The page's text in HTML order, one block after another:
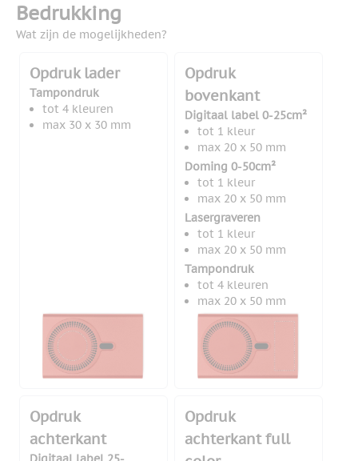
Bedrukking
Wat zijn de mogelijkheden?
Opdruk lader
Tampondruk
tot 4 kleuren
max 30 x 30 mm
Opdruk
bovenkant
Digitaal label 0-25cm²
tot 1 kleur
max 20 x 50 mm
Doming 0-50cm²
tot 1 kleur
max 20 x 50 mm
Lasergraveren
tot 1 kleur
max 20 x 50 mm
Tampondruk
tot 4 kleuren
max 20 x 50 mm
Opdruk
achterkant
Opdruk
achterkant full